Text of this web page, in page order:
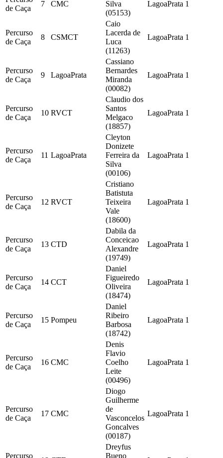
de Caça
7 CMC
Silva
(05153)
LagoaPrata 1
Percurso
de Caça
8 CSMCT
Caio
Lacerda de
Luca
(11263)
LagoaPrata 1
Percurso
de Caça
9 LagoaPrata
Cassiano
Bernardes
Miranda
(00082)
LagoaPrata 1
Percurso
de Caça
10 RVCT
Claudio dos
Santos
Melgaco
(18857)
LagoaPrata 1
Percurso
de Caça
11 LagoaPrata
Cleyton
Donizete
Ferreira da
Silva
(00106)
LagoaPrata 1
Percurso
de Caça
12 RVCT
Cristiano
Batistuta
Teixeira
Vale
(18600)
LagoaPrata 1
Percurso
de Caça
13 CTD
Dabila da
Conceicao
Alexandre
(19749)
LagoaPrata 1
Percurso
de Caça
14 CCT
Daniel
Figueiredo
Oliveira
(18474)
LagoaPrata 1
Percurso
de Caça
15 Pompeu
Daniel
Ribeiro
Barbosa
(18742)
LagoaPrata 1
Percurso
de Caça
16 CMC
Denis
Flavio
Coelho
Leite
(00496)
LagoaPrata 1
Percurso
de Caça
17 CMC
Diogo
Guilherme
de
Vasconcelos
Goncalves
(00187)
LagoaPrata 1
Percurso
Dreyfus
Bueno